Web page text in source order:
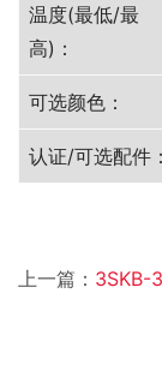
温度(最低/最
高)：
可选颜色：
认证/可选配件：
上一篇： 3SKB-